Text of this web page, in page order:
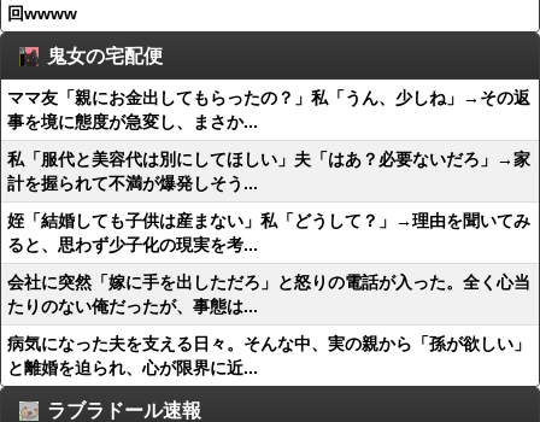
回wwww
鬼女の宅配便
ママ友「親にお金出してもらったの？」私「うん、少しね」→その返
事を境に態度が急変し、まさか...
私「服代と美容代は別にしてほしい」夫「はあ？必要ないだろ」→家
計を握られて不満が爆発しそう...
姪「結婚しても子供は産まない」私「どうして？」→理由を聞いてみ
ると、思わず少子化の現実を考...
会社に突然「嫁に手を出しただろ」と怒りの電話が入った。全く心当
たりのない俺だったが、事態は...
病気になった夫を支える日々。そんな中、実の親から「孫が欲しい」
と離婚を迫られ、心が限界に近...
ラブラドール速報